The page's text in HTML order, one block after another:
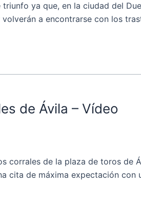
ya que, en la ciudad del
a encontrarse con los
de Ávila – Vídeo
corrales de la plaza de toros
cita de máxima expectación con